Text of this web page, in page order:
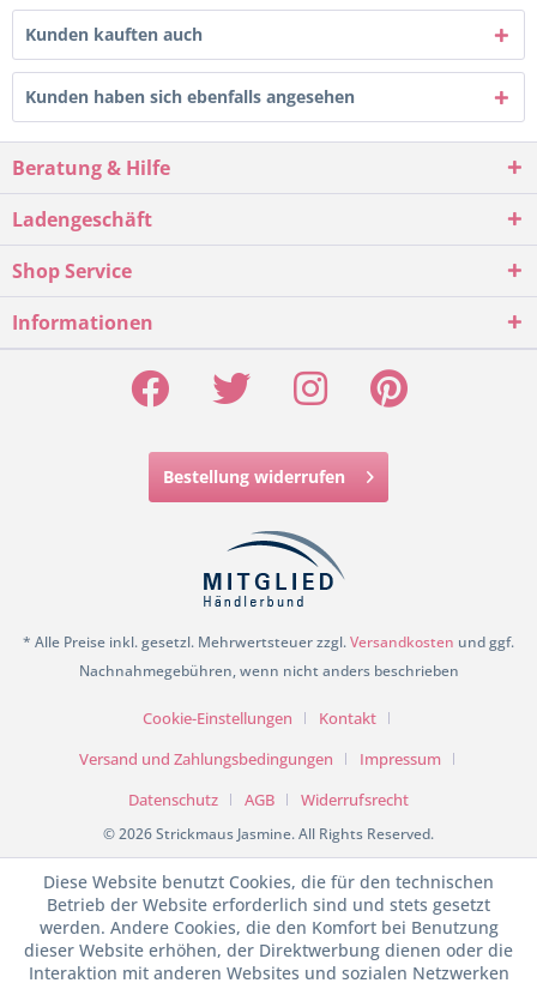
Kunden kauften auch
Kunden haben sich ebenfalls angesehen
Beratung & Hilfe
Ladengeschäft
Shop Service
Informationen
Bestellung widerrufen
* Alle Preise inkl. gesetzl. Mehrwertsteuer zzgl.Versandkosten und ggf.
Nachnahmegebühren, wenn nicht anders beschrieben
Cookie-Einstellungen
Kontakt
Versand und Zahlungsbedingungen
Impressum
Datenschutz
AGB Widerrufsrecht
© 2026 Strickmaus Jasmine. All Rights Reserved.
Diese Website benutzt Cookies, die für den technischen
Betrieb der Website erforderlich sind und stets gesetzt
werden. Andere Cookies, die den Komfort bei Benutzung
dieser Website erhöhen, der Direktwerbung dienen oder die
Interaktion mit anderen Websites und sozialen Netzwerken